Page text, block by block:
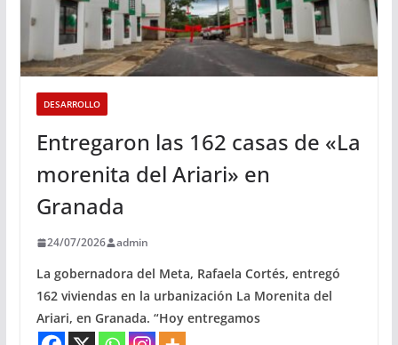
DESARROLLO
Entregaron las 162 casas de «La
morenita del Ariari» en
Granada
24/07/2026 admin
La gobernadora del Meta, Rafaela Cortés, entregó
162 viviendas en la urbanización La Morenita del
Ariari, en Granada. “Hoy entregamos